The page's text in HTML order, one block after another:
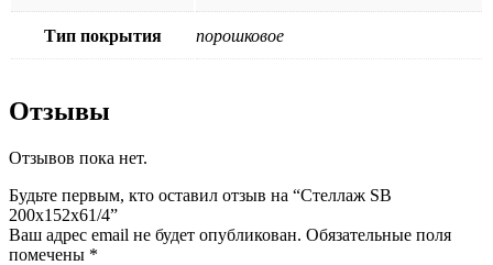
Тип покрытия порошковое
Отзывы
Отзывов пока нет.
Будьте первым, кто оставил отзыв на “Стеллаж SB
200x152x61/4”
Ваш адрес email не будет опубликован. Обязательные поля
помечены *